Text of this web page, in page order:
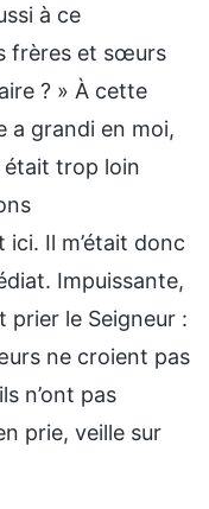
à ce
frères et sœurs
? » À cette
a grandi en moi,
était trop loin
Il m’était donc
Impuissante,
prier le Seigneur :
ne croient pas
n’ont pas
prie, veille sur